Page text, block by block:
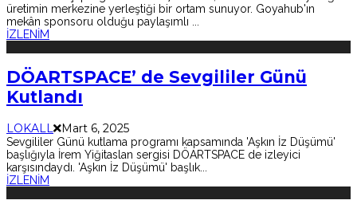
üretimin merkezine yerleştiği bir ortam sunuyor. Goyahub'ın
mekân sponsoru olduğu paylaşımlı
İZLENİM
DÖARTSPACE’ de Sevgililer Günü
Kutlandı
LOKALL Mart 6, 2025
Sevgililer Günü kutlama programı kapsamında 'Aşkın İz Düşümü'
başlığıyla İrem Yiğitaslan sergisi DÖARTSPACE de izleyici
karşısındaydı. 'Aşkın İz Düşümü' başlık
İZLENİM